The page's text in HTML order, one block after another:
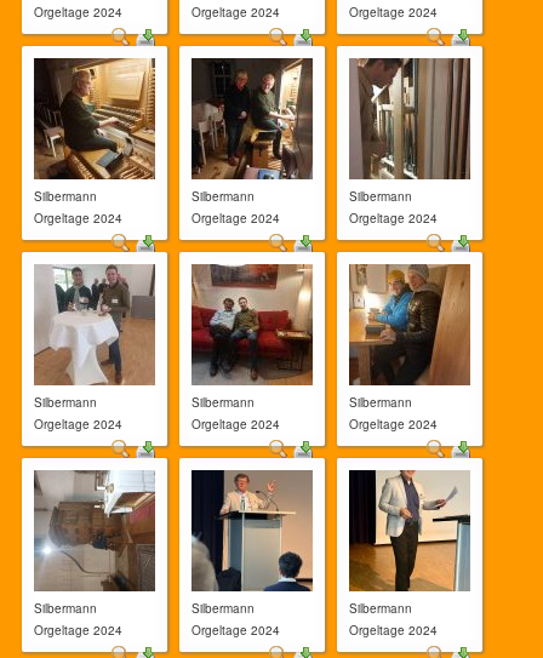
Orgeltage 2024
Orgeltage 2024
Orgeltage 2024
Silbermann
Orgeltage 2024
Silbermann
Orgeltage 2024
Silbermann
Orgeltage 2024
Silbermann
Orgeltage 2024
Silbermann
Orgeltage 2024
Silbermann
Orgeltage 2024
Silbermann
Orgeltage 2024
Silbermann
Orgeltage 2024
Silbermann
Orgeltage 2024